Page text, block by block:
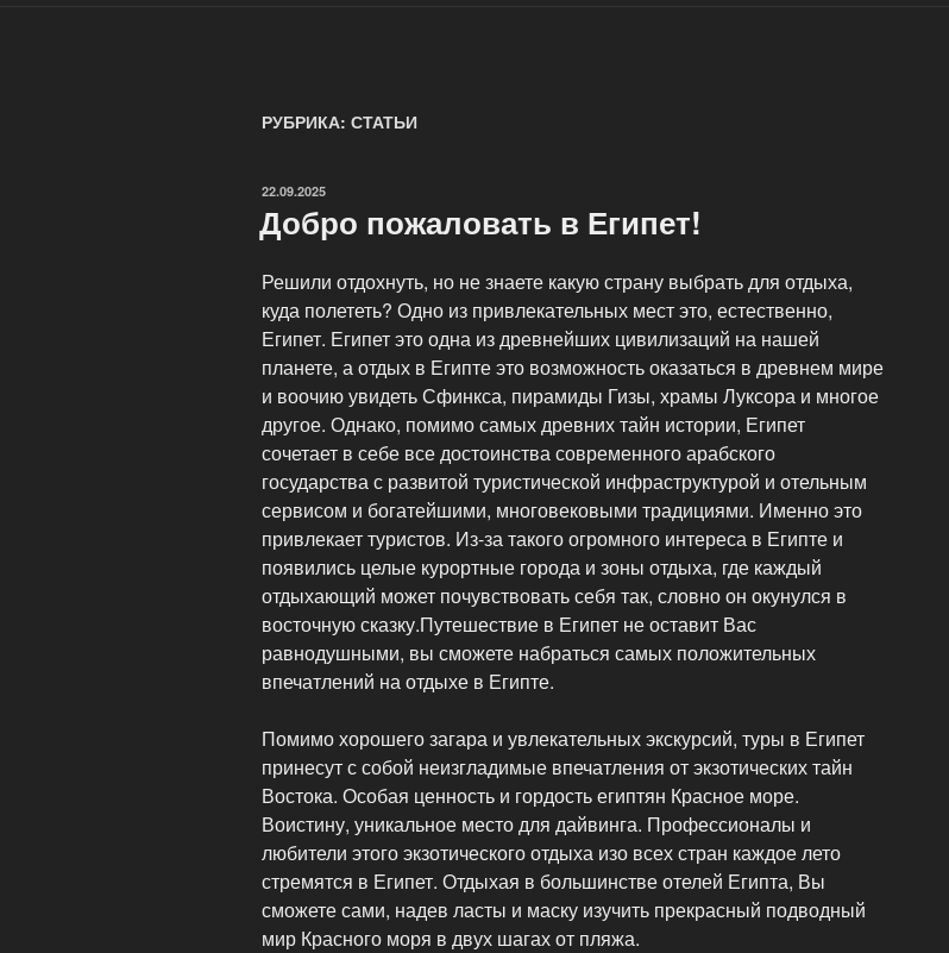
РУБРИКА: СТАТЬИ
ОПУБЛИКОВАНО
22.09.2025
Добро пожаловать в Египет!
Решили отдохнуть, но не знаете какую страну выбрать для отдыха,
куда полететь? Одно из привлекательных мест это, естественно,
Египет. Египет это одна из древнейших цивилизаций на нашей
планете, а отдых в Египте это возможность оказаться в древнем мире
и воочию увидеть Сфинкса, пирамиды Гизы, храмы Луксора и многое
другое. Однако, помимо самых древних тайн истории, Египет
сочетает в себе все достоинства современного арабского
государства с развитой туристической инфраструктурой и отельным
сервисом и богатейшими, многовековыми традициями. Именно это
привлекает туристов. Из-за такого огромного интереса в Египте и
появились целые курортные города и зоны отдыха, где каждый
отдыхающий может почувствовать себя так, словно он окунулся в
восточную сказку.Путешествие в Египет не оставит Вас
равнодушными, вы сможете набраться самых положительных
впечатлений на отдыхе в Египте.
Помимо хорошего загара и увлекательных экскурсий, туры в Египет
принесут с собой неизгладимые впечатления от экзотических тайн
Востока. Особая ценность и гордость египтян Красное море.
Воистину, уникальное место для дайвинга. Профессионалы и
любители этого экзотического отдыха изо всех стран каждое лето
стремятся в Египет. Отдыхая в большинстве отелей Египта, Вы
сможете сами, надев ласты и маску изучить прекрасный подводный
мир Красного моря в двух шагах от пляжа.